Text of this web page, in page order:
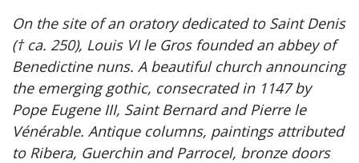
On the site of an oratory dedicated to Saint Denis
(† ca. 250), Louis VI le Gros founded an abbey of
Benedictine nuns. A beautiful church announcing
the emerging gothic, consecrated in 1147 by
Pope Eugene III, Saint Bernard and Pierre le
Vénérable. Antique columns, paintings attributed
to Ribera, Guerchin and Parrocel, bronze doors